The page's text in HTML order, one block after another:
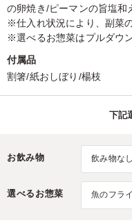
の卵焼き/ピーマンの旨塩和
※仕入れ状況により、副菜
※選べるお惣菜はプルダウ
付属品
割箸/紙おしぼり/楊枝
下記
お飲み物
選べるお惣菜